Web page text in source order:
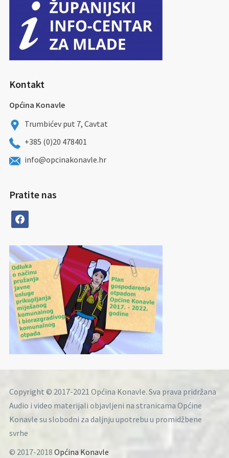
Kontakt
Općina Konavle
Trumbićev put 7, Cavtat
+385 (0)20 478401
info@opcinakonavle.hr
Pratite nas
facebook
Copyright © 2017-2021 Općina Konavle. Sva prava pridržana
Audio i video materijali objavljeni na stranicama Općine
Konavle su slobodni za daljnju upotrebu u promidžbene
svrhe
© 2017-2018 Općina Konavle